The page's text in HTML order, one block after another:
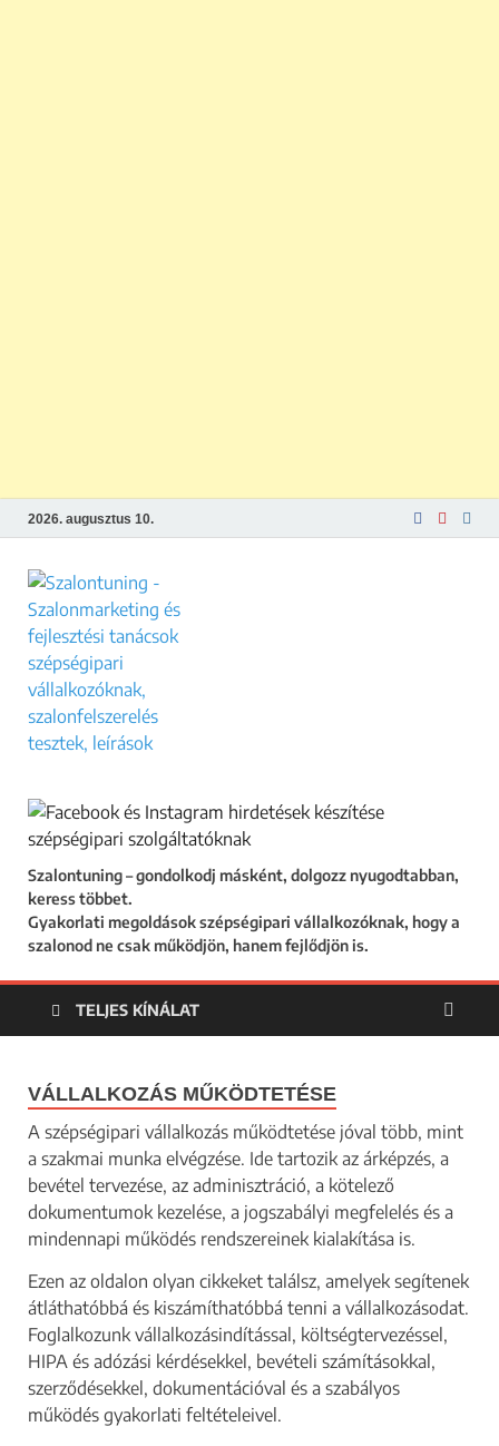
2026. augusztus 10.
Szalontuning – gondolkodj másként, dolgozz nyugodtabban,
keress többet.
Gyakorlati megoldások szépségipari vállalkozóknak, hogy a
szalonod ne csak működjön, hanem fejlődjön is.
TELJES KÍNÁLAT
VÁLLALKOZÁS MŰKÖDTETÉSE
A szépségipari vállalkozás működtetése jóval több, mint
a szakmai munka elvégzése. Ide tartozik az árképzés, a
bevétel tervezése, az adminisztráció, a kötelező
dokumentumok kezelése, a jogszabályi megfelelés és a
mindennapi működés rendszereinek kialakítása is.
Ezen az oldalon olyan cikkeket találsz, amelyek segítenek
átláthatóbbá és kiszámíthatóbbá tenni a vállalkozásodat.
Foglalkozunk vállalkozásindítással, költségtervezéssel,
HIPA és adózási kérdésekkel, bevételi számításokkal,
szerződésekkel, dokumentációval és a szabályos
működés gyakorlati feltételeivel.